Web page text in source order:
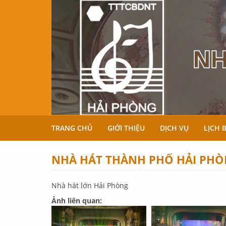
TRANG CHỦ GIỚI THIỆU DỊCH VỤ LỊCH
NHÀ HÁT THÀNH PHỐ HẢI
Nhà hát lớn Hải Phòng
Ảnh liên quan: